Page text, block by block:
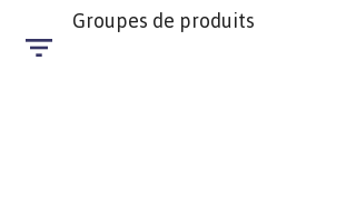
Groupes de produits